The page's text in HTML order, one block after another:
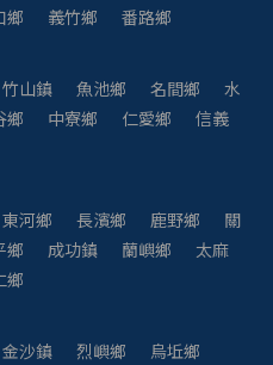
鄉 義竹鄉
番路鄉
竹山鎮 魚池鄉 名間鄉
水
鄉 中寮鄉 仁愛鄉
信義
東河鄉 長濱鄉 鹿野鄉
關
鄉 成功鎮 蘭嶼鄉
太麻
鄉
金沙鎮 烈嶼鄉
烏坵鄉